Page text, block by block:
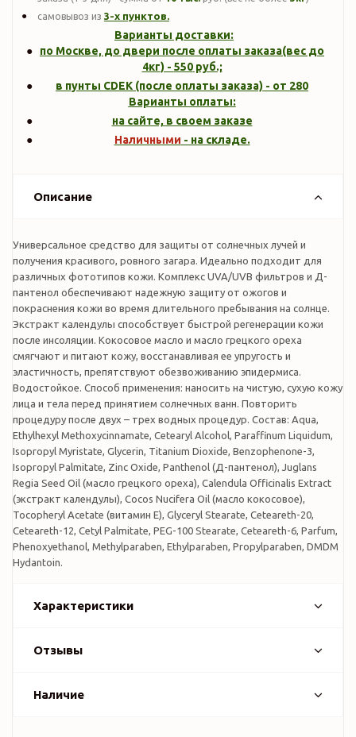
самовывоз из 3-х пунктов.
Варианты доставки:
по Москве, до двери после оплаты заказа(вес до
4кг) - 550руб.;
в пунты CDEK (после оплаты заказа) - от 280
Варианты оплаты:
на сайте, в своем заказе
Наличными - на складе.
Описание
Универсальное средство для защиты от солнечных лучей и
получения красивого, ровного загара. Идеально подходит для
различных фототипов кожи. Комплекс UVA/UVB фильтров и Д-
пантенол обеспечивают надежную защиту от ожогов и
покраснения кожи во время длительного пребывания на солнце.
Экстракт календулы способствует быстрой регенерации кожи
после инсоляции. Кокосовое масло и масло грецкого ореха
смягчают и питают кожу, восстанавливая ее упругость и
эластичность, препятствуют обезвоживанию эпидермиса.
Водостойкое. Способ применения: наносить на чистую, сухую кожу
лица и тела перед принятием солнечных ванн. Повторить
процедуру после двух – трех водных процедур. Состав: Aqua,
Ethylhexyl Methoxycinnamate, Cetearyl Alcohol, Paraffinum Liquidum,
Isopropyl Myristate, Glycerin, Titanium Dioxide, Benzophenone-3,
Isopropyl Palmitate, Zinc Oxide, Panthenol (Д-пантенол), Juglans
Regia Seed Oil (масло грецкого ореха), Calendula Officinalis Extract
(экстракт календулы), Cocos Nucifera Oil (масло кокосовое),
Tocopheryl Acetate (витамин Е), Glyceryl Stearate, Ceteareth-20,
Ceteareth-12, Cetyl Palmitate, PEG-100 Stearate, Ceteareth-6, Parfum,
Phenoxyethanol, Methylparaben, Ethylparaben, Propylparaben, DMDM
Hydantoin.
Характеристики
Отзывы
Наличие